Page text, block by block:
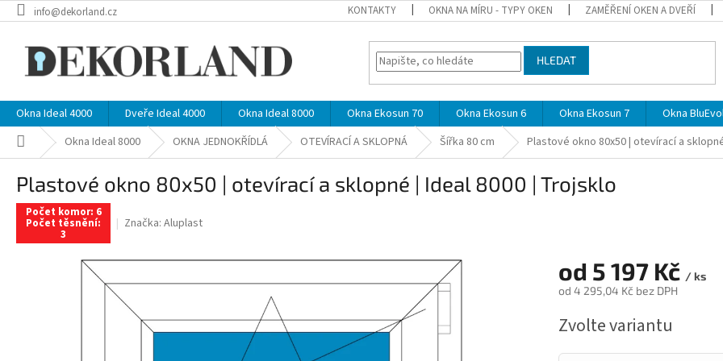
Přejít
na
info@dekorland.cz KONTAKTY OKNA NA MÍRU - TYPY OKEN ZAMĚŘENÍ OKEN A DVEŘÍ
HLEDAT
Okna Ideal 4000 Dveře Ideal 4000 Okna Ideal 8000 Okna Ekosun 70 Okna Ekosun 6 Okna Ekosun 7 Okna
Domů Okna Ideal 8000 OKNA JEDNOKŘÍDLÁ OTEVÍRACÍ A SKLOPNÁ Šířka 80 cm Plastové okno 80x50 | otevírací a
Plastové okno 80x50 | otevírací a sklopné | Ideal 8000 | Trojsklo
Počet komor: 6
Počet těsnění:
3
Značka: Aluplast
od 5 197 Kč / ks
od 4 295,04 Kč bez DPH
cena:
Zvolte variantu